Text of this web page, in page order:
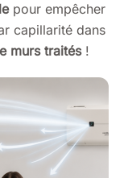
pour empêcher
capillarité dans
murs traités!